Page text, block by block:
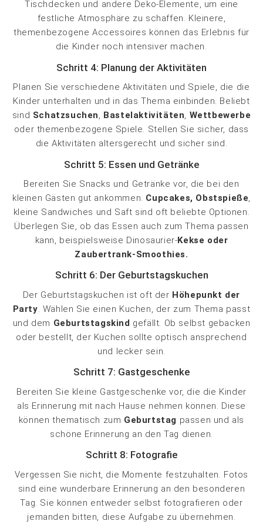
Tischdecken und andere Deko-Elemente, um eine
festliche Atmosphäre zu schaffen. Kleinere,
themenbezogene Accessoires können das Erlebnis für
die Kinder noch intensiver machen.
Schritt 4: Planung der Aktivitäten
Planen Sie verschiedene Aktivitäten und Spiele, die die
Kinder unterhalten und in das Thema einbinden. Beliebt
sind Schatzsuchen, Bastelaktivitäten, Wettbewerbe
oder themenbezogene Spiele. Stellen Sie sicher, dass
die Aktivitäten altersgerecht und sicher sind.
Schritt 5: Essen und Getränke
Bereiten Sie Snacks und Getränke vor, die bei den
kleinen Gästen gut ankommen. Cupcakes, Obstspieße,
kleine Sandwiches und Saft sind oft beliebte Optionen.
Überlegen Sie, ob das Essen auch zum Thema passen
kann, beispielsweise Dinosaurier-Kekse oder
Zaubertrank-Smoothies.
Schritt 6: Der Geburtstagskuchen
Der Geburtstagskuchen ist oft der Höhepunkt der
Party. Wählen Sie einen Kuchen, der zum Thema passt
und dem Geburtstagskind gefällt. Ob selbst gebacken
oder bestellt, der Kuchen sollte optisch ansprechend
und lecker sein.
Schritt 7: Gastgeschenke
Bereiten Sie kleine Gastgeschenke vor, die die Kinder
als Erinnerung mit nach Hause nehmen können. Diese
können thematisch zum Geburtstag passen und als
schöne Erinnerung an den Tag dienen.
Schritt 8: Fotografie
Vergessen Sie nicht, die Momente festzuhalten. Fotos
sind eine wunderbare Erinnerung an den besonderen
Tag. Sie können entweder selbst fotografieren oder
jemanden bitten, diese Aufgabe zu übernehmen.